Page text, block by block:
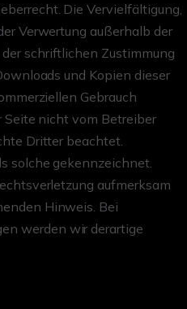
Die Vervielfältigung,
Verwertung außerhalb der
schriftlichen Zustimmung
und Kopien dieser
Gebrauch
nicht vom Betreiber
Dritter beachtet.
solche gekennzeichnet.
aufmerksam
Hinweis. Bei
werden wir derartige